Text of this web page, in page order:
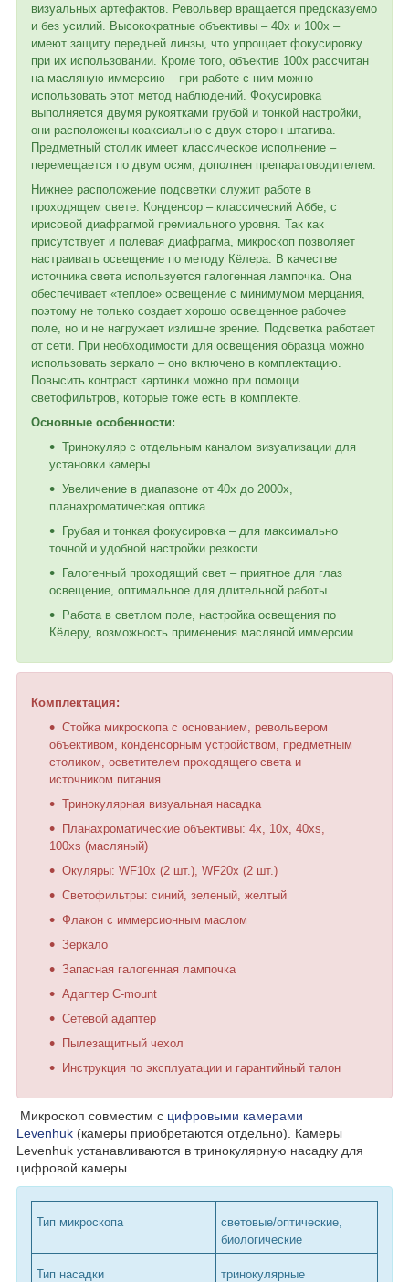
визуальных артефактов. Револьвер вращается предсказуемо
и без усилий. Высокократные объективы – 40х и 100х –
имеют защиту передней линзы, что упрощает фокусировку
при их использовании. Кроме того, объектив 100х рассчитан
на масляную иммерсию – при работе с ним можно
использовать этот метод наблюдений. Фокусировка
выполняется двумя рукоятками грубой и тонкой настройки,
они расположены коаксиально с двух сторон штатива.
Предметный столик имеет классическое исполнение –
перемещается по двум осям, дополнен препаратоводителем.
Нижнее расположение подсветки служит работе в
проходящем свете. Конденсор – классический Аббе, с
ирисовой диафрагмой премиального уровня. Так как
присутствует и полевая диафрагма, микроскоп позволяет
настраивать освещение по методу Кёлера. В качестве
источника света используется галогенная лампочка. Она
обеспечивает «теплое» освещение с минимумом мерцания,
поэтому не только создает хорошо освещенное рабочее
поле, но и не нагружает излишне зрение. Подсветка работает
от сети. При необходимости для освещения образца можно
использовать зеркало – оно включено в комплектацию.
Повысить контраст картинки можно при помощи
светофильтров, которые тоже есть в комплекте.
Основные особенности:
Тринокуляр с отдельным каналом визуализации для
установки камеры
Увеличение в диапазоне от 40х до 2000х,
планахроматическая оптика
Грубая и тонкая фокусировка – для максимально
точной и удобной настройки резкости
Галогенный проходящий свет – приятное для глаз
освещение, оптимальное для длительной работы
Работа в светлом поле, настройка освещения по
Кёлеру, возможность применения масляной иммерсии
Комплектация:
Стойка микроскопа с основанием, револьвером
объективом, конденсорным устройством, предметным
столиком, осветителем проходящего света и
источником питания
Тринокулярная визуальная насадка
Планахроматические объективы: 4x, 10x, 40xs,
100xs (масляный)
Окуляры: WF10х (2 шт.), WF20х (2 шт.)
Светофильтры: синий, зеленый, желтый
Флакон с иммерсионным маслом
Зеркало
Запасная галогенная лампочка
Адаптер C-mount
Сетевой адаптер
Пылезащитный чехол
Инструкция по эксплуатации и гарантийный талон
Микроскоп совместим с цифровыми камерами
Levenhuk (камеры приобретаются отдельно). Камеры
Levenhuk устанавливаются в тринокулярную насадку для
цифровой камеры.
Тип микроскопа
световые/оптические,
биологические
Тип насадки тринокулярные